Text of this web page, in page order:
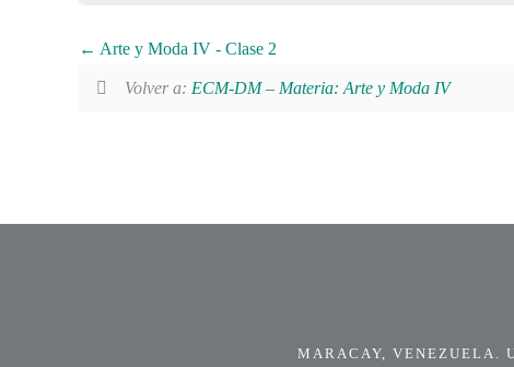
Arte y Moda IV - Clase 2
Volver a: ECM-DM – Materia: Arte y Moda IV
MARACAY, VENEZUELA.